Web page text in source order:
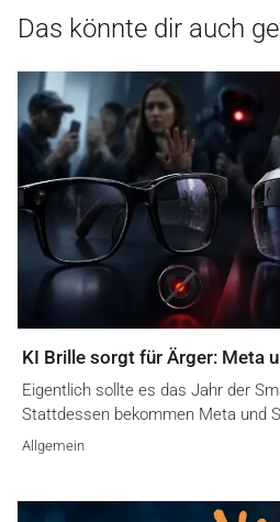
Das könnte dir auch
KI Brille sorgt für Ärger: Meta
Eigentlich sollte es das Jahr der
Stattdessen bekommen Meta und
Allgemein